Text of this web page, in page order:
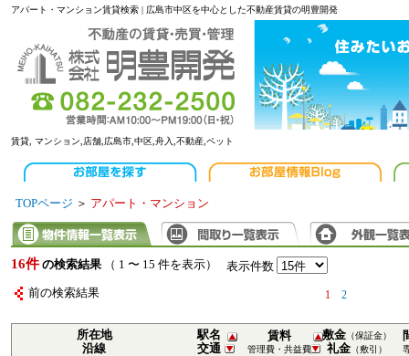
アパート・マンション賃貸検索 | 広島市中区を中心とした不動産賃貸の明豊開発
賃貸, マンション,店舗,広島市,中区,舟入,不動産,ペット
TOPページ ＞ アパート・マンション
16件 の検索結果 （ 1 〜 15 件を表示） 表示件数
前の検索結果 1 2
所在地
沿線
駅名
交通
賃料
管理費・共益費
敷金 （保証金）
礼金 （敷引）